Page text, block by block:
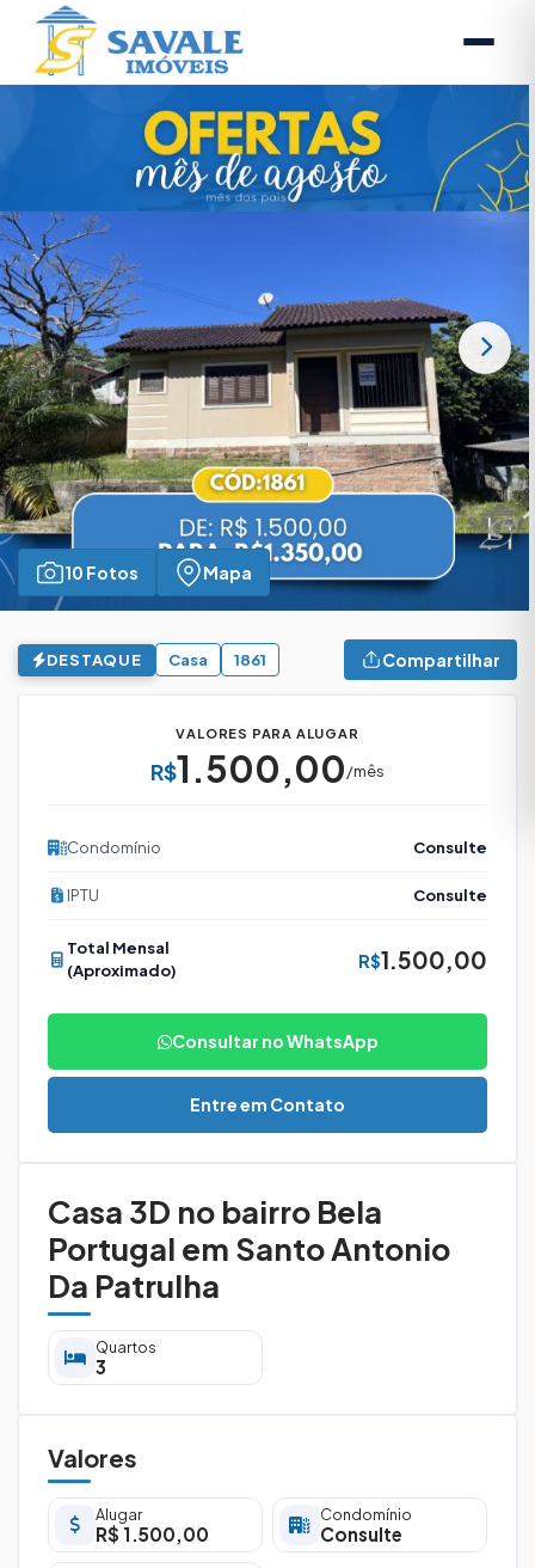
10 Fotos Mapa
DESTAQUE Casa 1861 Compartilhar
VALORES PARA ALUGAR
R$1.500,00/mês
Condomínio Consulte
IPTU Consulte
Total Mensal
(Aproximado)
R$1.500,00
Consultar no WhatsApp
Entre em Contato
Casa 3D no bairro Bela
Portugal em Santo Antonio
Da Patrulha
Quartos
3
Valores
Alugar
R$ 1.500,00
Condomínio
Consulte